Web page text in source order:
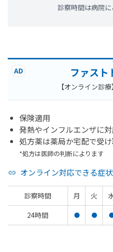
診察時間は病院
AD ファスト
【オンライン診
保険適用
発熱やインフルエンザに
処方薬は薬局か宅配で受
*処方は医師の判断によります
オンライン対応できる症状
診察時間 月 火
24時間
● ●